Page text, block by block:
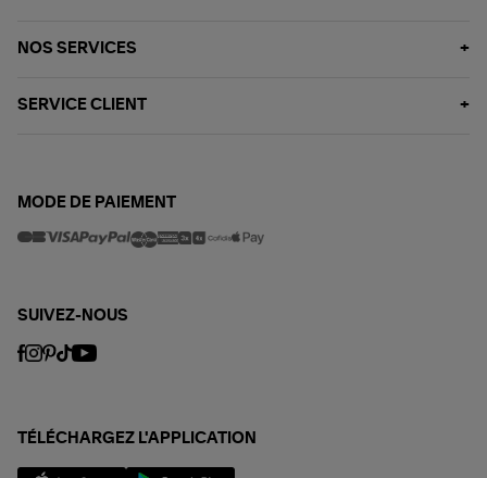
NOS SERVICES
SERVICE CLIENT
MODE DE PAIEMENT
SUIVEZ-NOUS
TÉLÉCHARGEZ L'APPLICATION